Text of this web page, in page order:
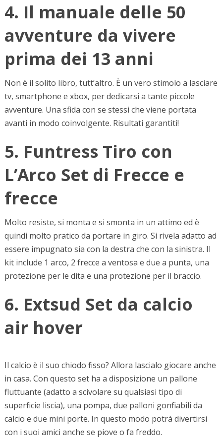
4. Il manuale delle 50
avventure da vivere
prima dei 13 anni
Non è il solito libro, tutt’altro. È un vero stimolo a lasciare
tv, smartphone e xbox, per dedicarsi a tante piccole
avventure. Una sfida con se stessi che viene portata
avanti in modo coinvolgente. Risultati garantiti!
5. Funtress Tiro con
L’Arco Set di Frecce e
frecce
Molto resiste, si monta e si smonta in un attimo ed è
quindi molto pratico da portare in giro. Si rivela adatto ad
essere impugnato sia con la destra che con la sinistra. Il
kit include 1 arco, 2 frecce a ventosa e due a punta, una
protezione per le dita e una protezione per il braccio.
6. Extsud Set da calcio
air hover
Il calcio è il suo chiodo fisso? Allora lascialo giocare anche
in casa. Con questo set ha a disposizione un pallone
fluttuante (adatto a scivolare su qualsiasi tipo di
superficie liscia), una pompa, due palloni gonfiabili da
calcio e due mini porte. In questo modo potrà divertirsi
con i suoi amici anche se piove o fa freddo.